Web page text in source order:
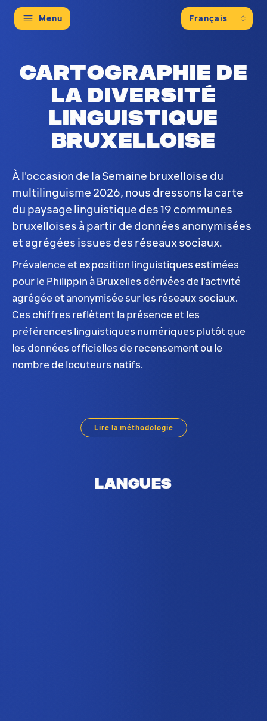
Menu
Cartographie de
la diversité
linguistique
bruxelloise
À l'occasion de la Semaine bruxelloise du
multilinguisme 2026, nous dressons la carte
du paysage linguistique des 19 communes
bruxelloises à partir de données anonymisées
et agrégées issues des réseaux sociaux.
Prévalence et exposition linguistiques estimées
pour le Philippin à Bruxelles dérivées de l'activité
agrégée et anonymisée sur les réseaux sociaux.
Ces chiffres reflètent la présence et les
préférences linguistiques numériques plutôt que
les données officielles de recensement ou le
nombre de locuteurs natifs.
Distribution du Philippin à Bruxelles. Sur la
Lire la méthodologie
Langues